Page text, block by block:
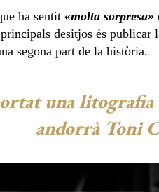
ha sentit «molta sorpresa»
desitjos és
segona part de la història.
una
andorrà Toni